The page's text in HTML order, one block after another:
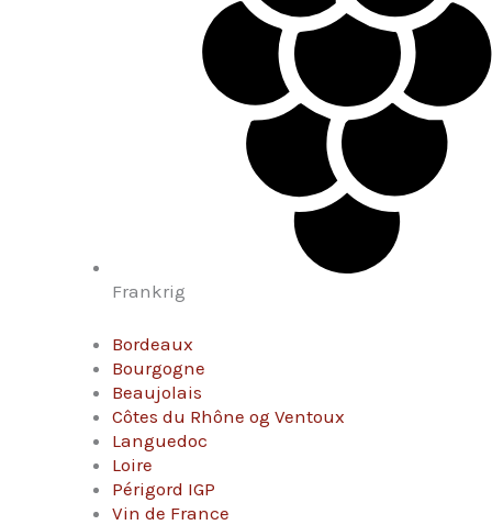
Frankrig
Bordeaux
Bourgogne
Beaujolais
Côtes du Rhône og Ventoux
Languedoc
Loire
Périgord IGP
Vin de France